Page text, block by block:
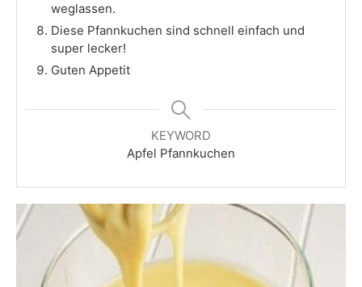
weglassen.
Diese Pfannkuchen sind schnell einfach und
super lecker!
Guten Appetit
KEYWORD
Apfel Pfannkuchen